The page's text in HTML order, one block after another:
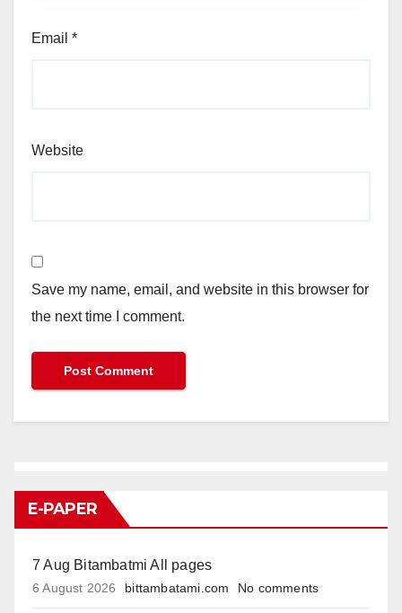
Email *
Website
Save my name, email, and website in this browser for
the next time I comment.
E-PAPER
7 Aug Bitambatmi All pages
6 August 2026 bittambatami.com No comments